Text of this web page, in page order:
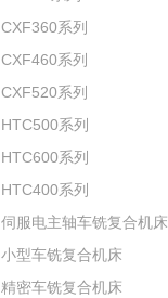
CXF360系列
CXF460系列
CXF520系列
HTC500系列
HTC600系列
HTC400系列
伺服电主轴车铣复合机床
小型车铣复合机床
精密车铣复合机床